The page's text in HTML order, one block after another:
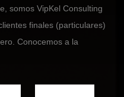
somos VipKel Consulting
finales (particulares)
Conocemos a la